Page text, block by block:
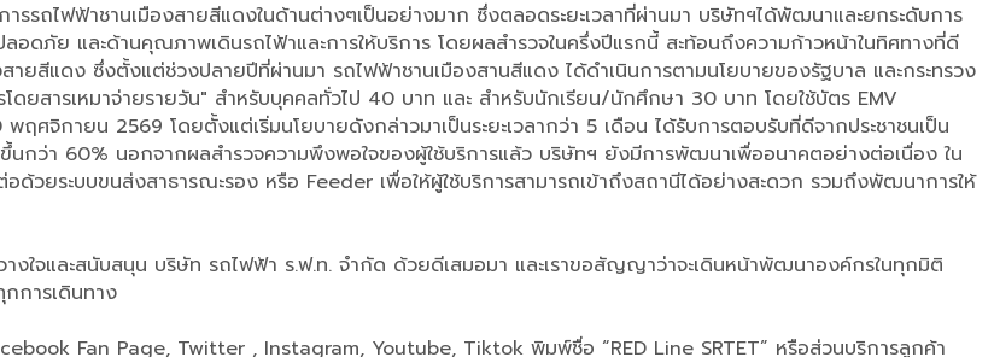
รรถไฟฟ้าชานเมืองสายสีแดงในด้านต่างๆเป็นอย่างมาก ซึ่งตลอดระยะเวลาที่ผ่านมา บริษัทฯได้พัฒนาและยกระดับการ
ภัย และด้านคุณภาพเดินรถไฟ้าและการให้บริการ โดยผลสำรวจในครึ่งปีแรกนี้ สะท้อนถึงความก้าวหน้าในทิศทางที่ดี
ายสีแดง ซึ่งตั้งแต่ช่วงปลายปีที่ผ่านมา รถไฟฟ้าชานเมืองสานสีแดง ได้ดำเนินการตามนโยบายของรัฐบาล และกระทรวง
ดยสารเหมาจ่ายรายวัน" สำหรับบุคคลทั่วไป 40 บาท และ สำหรับนักเรียน/นักศึกษา 30 บาท โดยใช้บัตร EMV
จิกายน 2569 โดยตั้งแต่เริ่มนโยบายดังกล่าวมาเป็นระยะเวลากว่า 5 เดือน ได้รับการตอบรับที่ดีจากประชาชนเป็น
กว่า 60% นอกจากผลสำรวจความพึงพอใจของผู้ใช้บริการแล้ว บริษัทฯ ยังมีการพัฒนาเพื่ออนาคตอย่างต่อเนื่อง ใน
วยระบบขนส่งสาธารณะรอง หรือ Feeder เพื่อให้ผู้ใช้บริการสามารถเข้าถึงสถานีได้อย่างสะดวก รวมถึงพัฒนาการให้
งใจและสนับสนุน บริษัท รถไฟฟ้า ร.ฟ.ท. จำกัด ด้วยดีเสมอมา และเราขอสัญญาว่าจะเดินหน้าพัฒนาองค์กรในทุกมิติ
การเดินทาง
Fan Page, Twitter , Instagram, Youtube, Tiktok พิมพ์ชื่อ “RED Line SRTET” หรือส่วนบริการลูกค้า